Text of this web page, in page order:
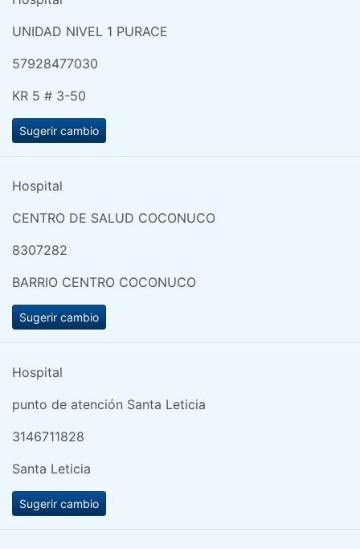
UNIDAD NIVEL 1 PURACE
57928477030
KR 5 # 3-50
Sugerir cambio
Hospital
CENTRO DE SALUD COCONUCO
8307282
BARRIO CENTRO COCONUCO
Sugerir cambio
Hospital
punto de atención Santa Leticia
3146711828
Santa Leticia
Sugerir cambio